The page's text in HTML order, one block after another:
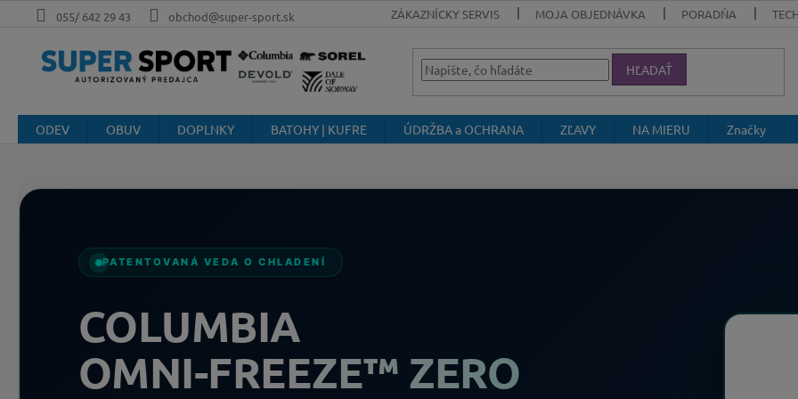
055/ 642 29 43 obchod@super-sport.sk ZÁKAZNÍCKY SERVIS MOJA OBJEDNÁVKA PORADŇA
HĽADAŤ
ODEV OBUV DOPLNKY BATOHY | KUFRE ÚDRŽBA a OCHRANA ZĽAVY NA MIERU Značky
PATENTOVANÁ VEDA O CHLADENÍ
COLUMBIA
OMNI-FREEZE™ ZERO